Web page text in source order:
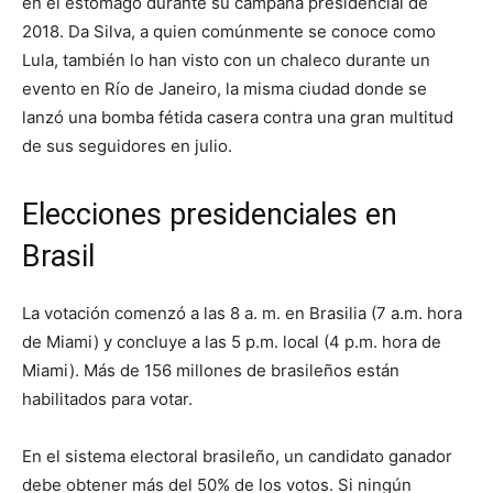
2018. Da Silva, a quien comúnmente se conoce como
Lula, también lo han visto con un chaleco durante un
evento en Río de Janeiro, la misma ciudad donde se
lanzó una bomba fétida casera contra una gran multitud
de sus seguidores en julio.
Elecciones presidenciales en
Brasil
La votación comenzó a las 8 a. m. en Brasilia (7 a.m. hora
de Miami) y concluye a las 5 p.m. local (4 p.m. hora de
Miami). Más de 156 millones de brasileños están
habilitados para votar.
En el sistema electoral brasileño, un candidato ganador
debe obtener más del 50% de los votos. Si ningún